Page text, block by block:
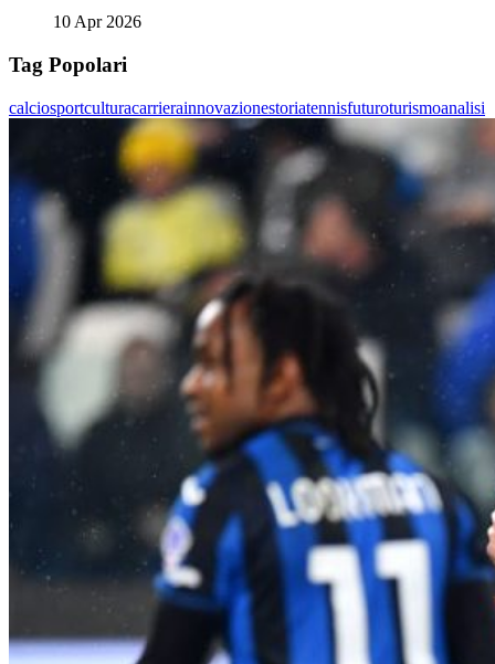
10 Apr 2026
Tag Popolari
calciosportculturacarrierainnovazionestoriatennisfuturoturismoanalisi